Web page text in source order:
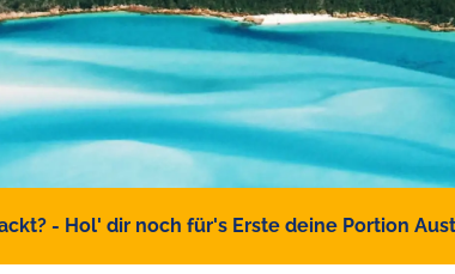
- Hol' dir noch für's Erste deine Portion